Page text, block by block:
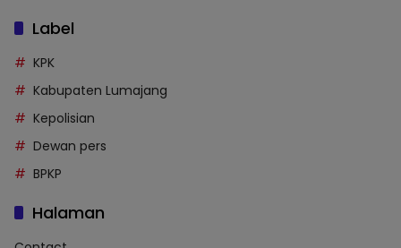
Label
KPK
Kabupaten Lumajang
Kepolisian
Dewan pers
BPKP
Halaman